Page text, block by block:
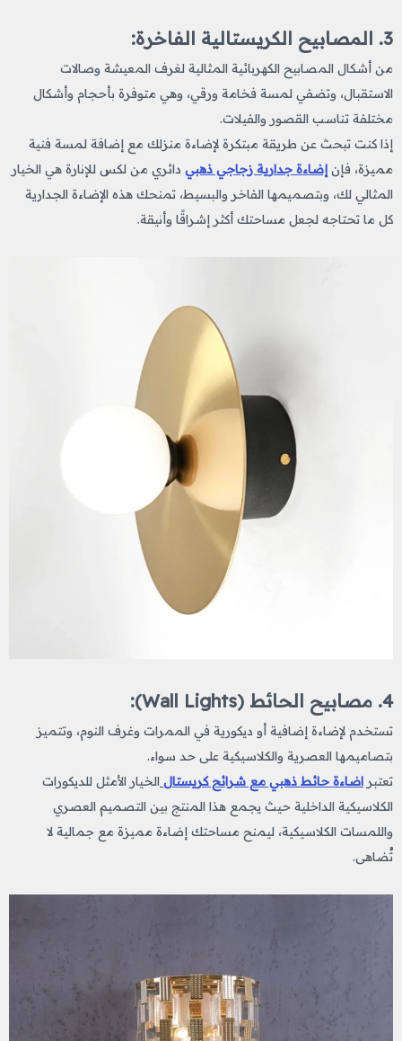
3. المصابيح الكريستالية الفاخرة:
من أشكال المصابيح الكهربائية المثالية لغرف المعيشة وصالات
الاستقبال، وتضفي لمسة فخامة ورقي، وهي متوفرة بأحجام وأشكال
مختلفة تناسب القصور والفيلات.
إذا كنت تبحث عن طريقة مبتكرة لإضاءة منزلك مع إضافة لمسة فنية
مميزة، فإن إضاءة جدارية زجاجي ذهبي دائري من لكس للإنارة هي الخيار
المثالي لك، وبتصميمها الفاخر والبسيط، تمنحك هذه الإضاءة الجدارية
كل ما تحتاجه لجعل مساحتك أكثر إشراقًا وأنيقة.
4. مصابيح الحائط (Wall Lights):
تستخدم لإضاءة إضافية أو ديكورية في الممرات وغرف النوم، وتتميز
بتصاميمها العصرية والكلاسيكية على حد سواء.
تعتبر اضاءة حائط ذهبي مع شرائح كريستال الخيار الأمثل للديكورات
الكلاسيكية الداخلية حيث يجمع هذا المنتج بين التصميم العصري
واللمسات الكلاسيكية، ليمنح مساحتك إضاءة مميزة مع جمالية لا
تُضاهى.